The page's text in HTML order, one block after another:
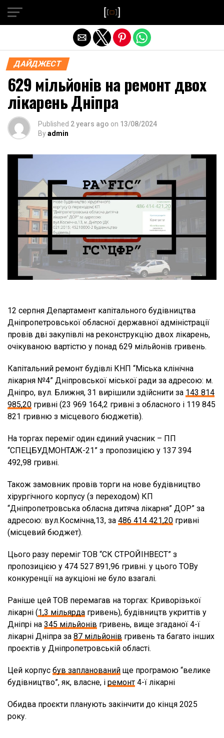
ДАЙДЖЕСТ
629 мільйонів на ремонт двох
лікарень Дніпра
Published 2 years ago on 13/08/2024
Byadmin
12 серпня Департамент капітального будівництва
Дніпропетровської обласної державної адміністрації
провів дві закупівлі на реконструкцію двох лікарень,
очікуваною вартістю у понад 629 мільйонів гривень.
Капітальний ремонт будівлі КНП “Міська клінічна
лікарня №4” Дніпровської міської ради за адресою: м.
Дніпро, вул. Ближня, 31 вирішили здійснити за 143 814
985,20 гривні (23 969 164,2 гривні з обласного і 119 845
821 гривню з місцевого бюджетів).
На торгах переміг один єдиний учасник – ПП
“СПЕЦБУДМОНТАЖ-21” з пропозицією у 137 394
492,98 гривні.
Також замовник провів торги на нове будівництво
хірургічного корпусу (з переходом) КП
“Дніпропетровська обласна дитяча лікарня” ДОР” за
адресою: вул.Космічна,13, за 486 414 421,20 гривні
(місцевий бюджет).
Цього разу переміг ТОВ “СК СТРОЙІНВЕСТ” з
пропозицією у 474 527 891,96 гривні. у цього ТОВу
конкуренції на аукціоні не було взагалі.
Раніше цей ТОВ перемагав на торгах: Криворізької
лікарні (1,3 мільярда гривень), будівництв укриттів у
Дніпрі на 345 мільйонів гривень, вище згаданої 4-ї
лікарні Дніпра за 87 мільйонів гривень та багато інших
проєктів у Дніпропетровській області.
Цей корпус був запланований ще програмою “велике
будівництво”, як, власне, і ремонт 4-ї лікарні
Обидва проєкти планують закінчити до кінця 2025
року.
Exit mobile version